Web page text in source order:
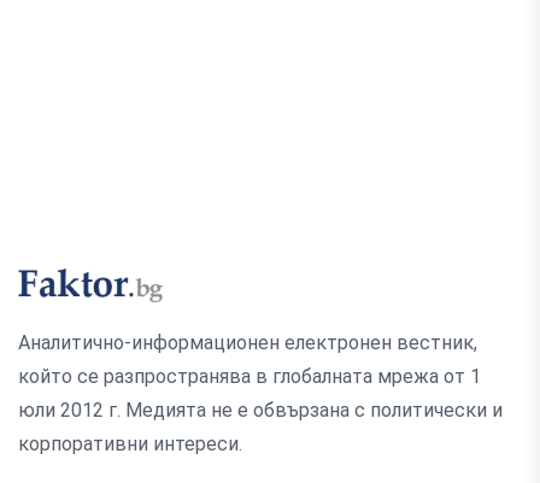
Аналитично-информационен електронен вестник,
който се разпространява в глобалната мрежа от 1
юли 2012 г. Медията не е обвързана с политически и
корпоративни интереси.